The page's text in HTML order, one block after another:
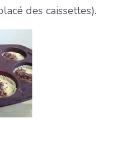
des caissettes).